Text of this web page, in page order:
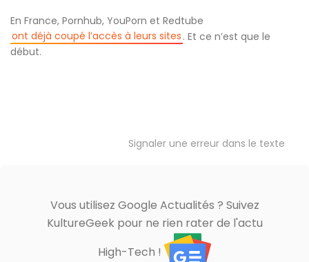
En France, Pornhub, YouPorn et Redtube
ont déjà coupé l’accès à leurs sites . Et ce n’est que le
début.
Signaler une erreur dans le texte
Vous utilisez Google Actualités ? Suivez
KultureGeek pour ne rien rater de l'actu
High-Tech !